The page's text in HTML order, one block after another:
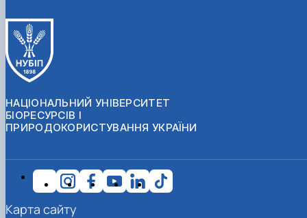
НАЦІОНАЛЬНИЙ УНІВЕРСИТЕТ
БІОРЕСУРСІВ І
ПРИРОДОКОРИСТУВАННЯ УКРАЇНИ
Карта сайту